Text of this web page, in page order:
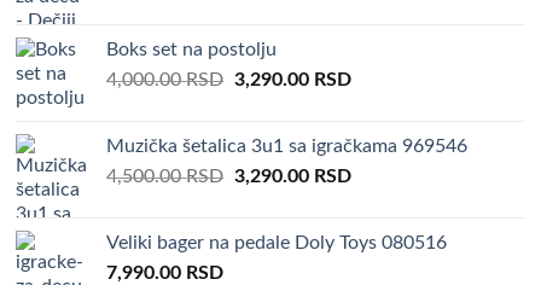
Boks set na postolju
4,000.00RSD Original
4,000.00 RSD.
3,290.00 RSDCurrent
3,290.00 RSD.
Muzička šetalica 3u1 sa igračkama 969546
4,500.00RSD Original
4,500.00 RSD.
3,290.00 RSDCurrent
3,290.00 RSD.
Veliki bager na pedale Doly Toys 080516
7,990.00 RSD